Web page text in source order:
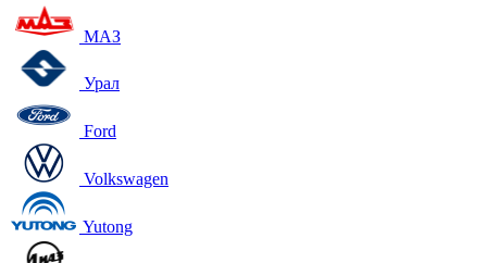
МАЗ
Урал
Ford
Volkswagen
Yutong